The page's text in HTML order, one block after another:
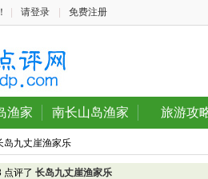
请登录 免费注册
渔家 南长山岛渔家 旅游攻
岛九丈崖渔家乐
点评了 长岛九丈崖渔家乐